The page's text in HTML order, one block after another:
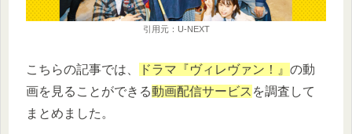
引用元：U-NEXT
こちらの記事では、 ドラマ『ヴィレヴァン！』 の動
画を見ることができる動画配信サービス を調査して
まとめました。